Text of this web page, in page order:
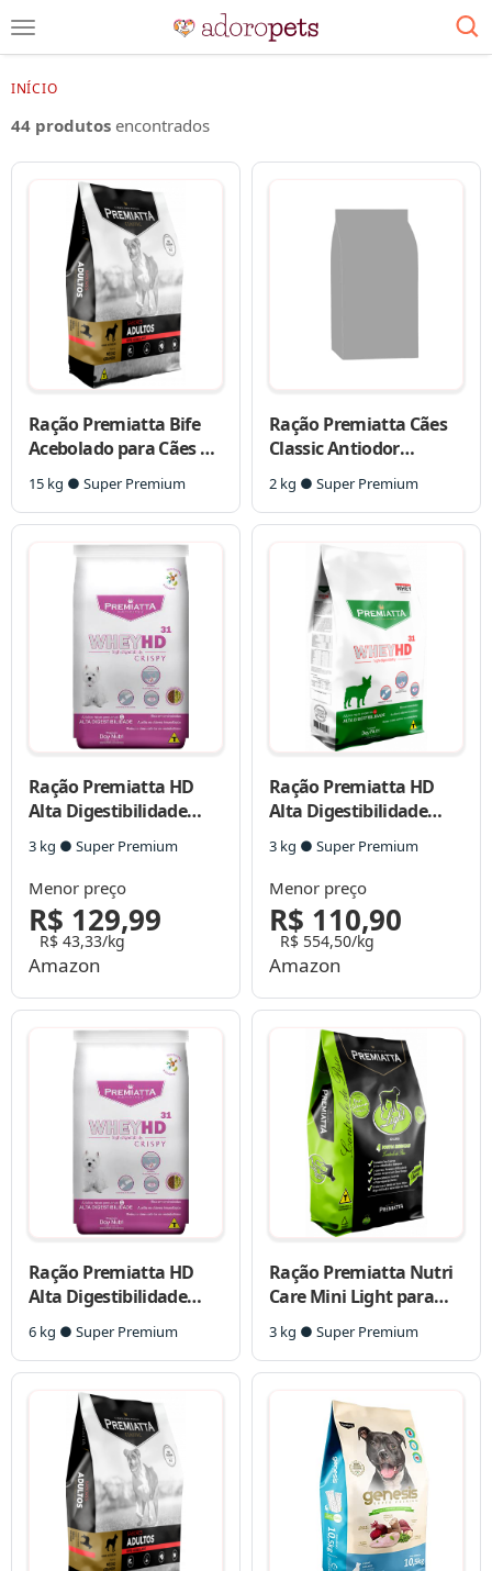
INÍCIO
44 produtos encontrados
Ração Premiatta Bife
Acebolado para Cães de
Raças Medias e
Grandes
15 kg ● Super Premium
Ração Premiatta Cães
Classic Antiodor
Filhotes Mini
2 kg ● Super Premium
Ração Premiatta HD
Alta Digestibilidade
Crispy para Cães
Adultos de Raças
Pequenas
3 kg ● Super Premium
Menor preço
R$ 129,99
R$ 43,33/kg
Amazon
Ração Premiatta HD
Alta Digestibilidade
para Cães de Raças
Pequenas com 4 a 10 Kg
3 kg ● Super Premium
Menor preço
R$ 110,90
R$ 554,50/kg
Amazon
Ração Premiatta HD
Alta Digestibilidade
Crispy para Cães
Adultos de Raças
Pequenas
6 kg ● Super Premium
Ração Premiatta Nutri
Care Mini Light para
Cães Adultos
3 kg ● Super Premium